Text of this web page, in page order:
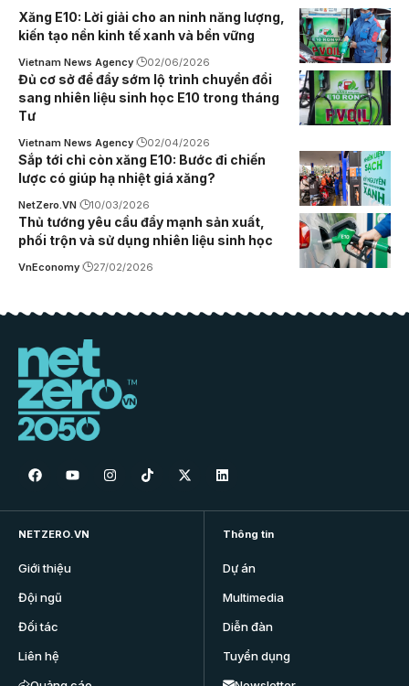
Xăng E10: Lời giải cho an ninh năng lượng,
kiến tạo nền kinh tế xanh và bền vững
Vietnam News Agency 02/06/2026
Đủ cơ sở để đẩy sớm lộ trình chuyển đổi
sang nhiên liệu sinh học E10 trong tháng
Tư
Vietnam News Agency 02/04/2026
Sắp tới chỉ còn xăng E10: Bước đi chiến
lược có giúp hạ nhiệt giá xăng?
NetZero.VN 10/03/2026
Thủ tướng yêu cầu đẩy mạnh sản xuất,
phối trộn và sử dụng nhiên liệu sinh học
VnEconomy 27/02/2026
NETZERO.VN
Giới thiệu
Đội ngũ
Đối tác
Liên hệ
Thông tin
Dự án
Multimedia
Diễn đàn
Tuyển dụng